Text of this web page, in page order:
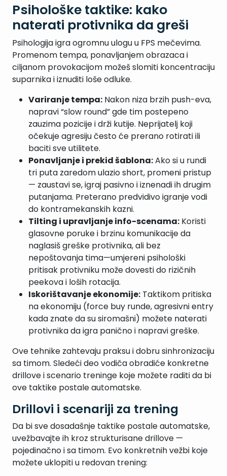
Psihološke taktike: kako
naterati protivnika da greši
Psihologija igra ogromnu ulogu u FPS mečevima.
Promenom tempa, ponavljanjem obrazaca i
ciljanom provokacijom možeš slomiti koncentraciju
suparnika i iznuditi loše odluke.
Variranje tempa: Nakon niza brzih push-eva,
napravi “slow round” gde tim postepeno
zauzima pozicije i drži kutije. Neprijatelj koji
očekuje agresiju često će prerano rotirati ili
baciti sve utilitete.
Ponavljanje i prekid šablona:Ako si u rundi
tri puta zaredom ulazio short, promeni pristup
— zaustavi se, igraj pasivno i iznenadi ih drugim
putanjama. Preterano predvidivo igranje vodi
do kontramekanskih kazni.
Tilting i upravljanje info-scenama: Koristi
glasovne poruke i brzinu komunikacije da
naglasiš greške protivnika, ali bez
nepoštovanja tima—umjereni psihološki
pritisak protivniku može dovesti do rizičnih
peekova i loših rotacija.
Iskorištavanje ekonomije: Taktikom pritiska
na ekonomiju (force buy runde, agresivni entry
kada znate da su siromašni) možete naterati
protivnika da igra panično i napravi greške.
Ove tehnike zahtevaju praksu i dobru sinhronizaciju
sa timom. Sledeći deo vodiča obradiće konkretne
drillove i scenario treninge koje možete raditi da bi
ove taktike postale automatske.
Drillovi i scenariji za trening
Da bi sve dosadašnje taktike postale automatske,
uvežbavajte ih kroz strukturisane drillove —
pojedinačno i sa timom. Evo konkretnih vežbi koje
možete uklopiti u redovan trening: